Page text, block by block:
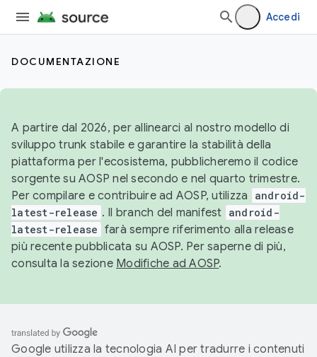
Accedi
DOCUMENTAZIONE
A partire dal 2026, per allinearci al nostro modello di
sviluppo trunk stabile e garantire la stabilità della
piattaforma per l'ecosistema, pubblicheremo il codice
sorgente su AOSP nel secondo e nel quarto trimestre.
Per compilare e contribuire ad AOSP, utilizza
android-
latest-release . Il branch del manifest android-
latest-release farà sempre riferimento alla release
più recente pubblicata su AOSP. Per saperne di più,
consulta la sezione Modifiche ad AOSP.
Google utilizza la tecnologia AI per tradurre i contenuti